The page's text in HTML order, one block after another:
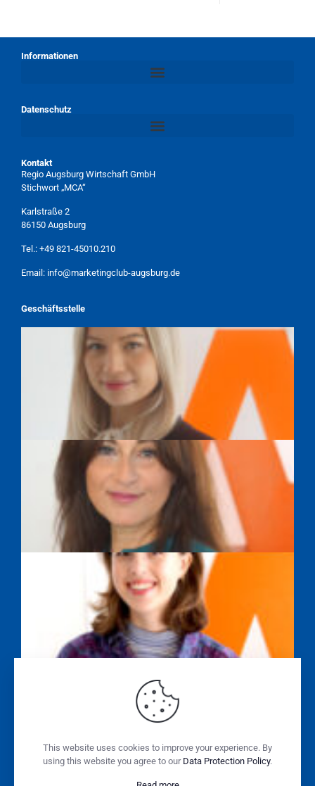
Informationen
Datenschutz
Kontakt
Regio Augsburg Wirtschaft GmbH
Stichwort „MCA“
Karlstraße 2
86150 Augsburg
Tel.: +49 821-45010.210
Email: info@marketingclub-augsburg.de
Geschäftsstelle
TAMARA WEBER
SAYEH FARAHPOUR
ALISSA WASILEWSKI
SABINE SONNENSCHEIN
This website uses cookies to improve your experience. By
using this website you agree to our Data Protection Policy.